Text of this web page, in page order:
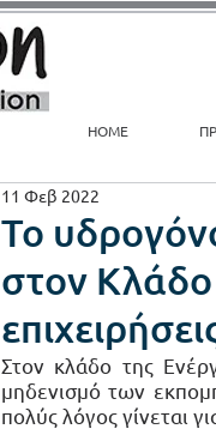
HOME
Το
στον Κλάδο
11 Φεβ 2022
Στον κλάδο της
μηδενισμό των
πολύς λόγος γίνεται